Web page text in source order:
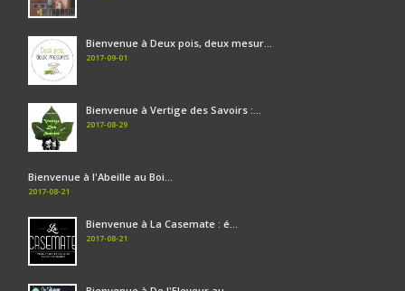
Bienvenue à Deux pois, deux mesur...
2017-09-01
Bienvenue à Vertige des Savoirs :...
2017-08-29
Bienvenue à l'Abeille au Boi...
2017-08-21
Bienvenue à La Casemate : é...
2017-08-21